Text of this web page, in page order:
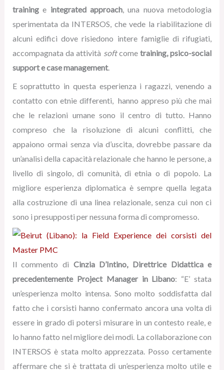
traininge integrated approach, una nuova metodologia
sperimentata da INTERSOS, che vede la riabilitazione di
alcuni edifici dove risiedono intere famiglie di rifugiati,
accompagnata da attività softcometraining, psico-social
support e case management.
E soprattutto in questa esperienza i ragazzi, venendo a
contatto con etnie differenti, hanno appreso più che mai
che le relazioni umane sono il centro di tutto. Hanno
compreso che la risoluzione di alcuni conflitti, che
appaiono ormai senza via d’uscita, dovrebbe passare da
un’analisi della capacità relazionale che hanno le persone, a
livello di singolo, di comunità, di etnia o di popolo. La
migliore esperienza diplomatica è sempre quella legata
alla costruzione di una linea relazionale, senza cui non ci
sono i presupposti per nessuna forma di compromesso.
Il commento di Cinzia D’Intino, Direttrice Didattica e
precedentemente Project Manager in Libano: “E’ stata
un’esperienza molto intensa. Sono molto soddisfatta dal
fatto che i corsisti hanno confermato ancora una volta di
essere in grado di potersi misurare in un contesto reale, e
lo hanno fatto nel migliore dei modi. La collaborazione con
INTERSOS è stata molto apprezzata. Posso certamente
affermare che si è trattata di un’esperienza molto utile e